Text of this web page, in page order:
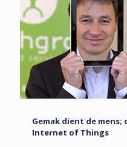
Gemak dient de mens;
Internet of Things